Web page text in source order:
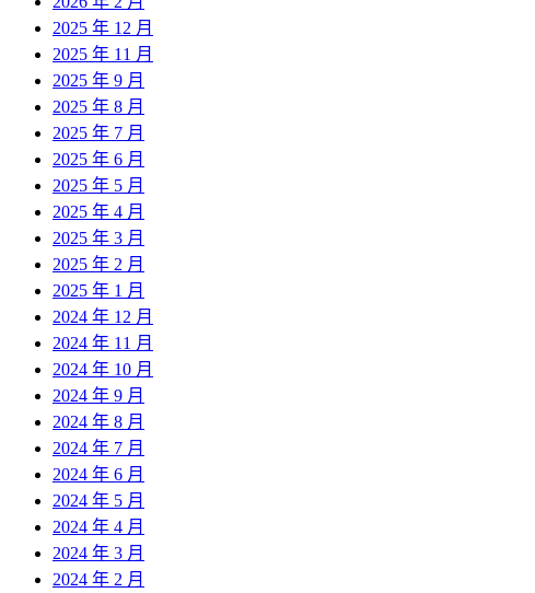
2025 年 12 月
2025 年 11 月
2025 年 9 月
2025 年 8 月
2025 年 7 月
2025 年 6 月
2025 年 5 月
2025 年 4 月
2025 年 3 月
2025 年 2 月
2025 年 1 月
2024 年 12 月
2024 年 11 月
2024 年 10 月
2024 年 9 月
2024 年 8 月
2024 年 7 月
2024 年 6 月
2024 年 5 月
2024 年 4 月
2024 年 3 月
2024 年 2 月